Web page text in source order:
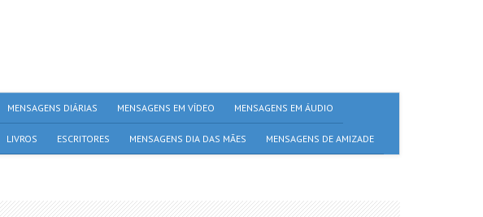
MENSAGENS DIÁRIAS MENSAGENS EM VÍDEO MENSAGENS EM ÁUDIO
LIVROS ESCRITORES MENSAGENS DIA DAS MÃES MENSAGENS DE AMIZADE